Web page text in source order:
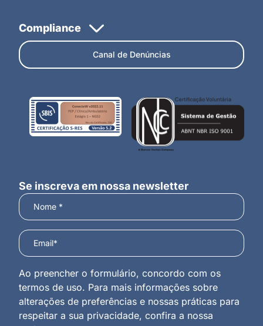
Canal de Denúncias
Se inscreva em nossa newsletter
Ao preencher o formulário, concordo com os
termos de uso. Para mais informações sobre
alterações de preferências e nossas práticas para
respeitar a sua privacidade, confira a nossa